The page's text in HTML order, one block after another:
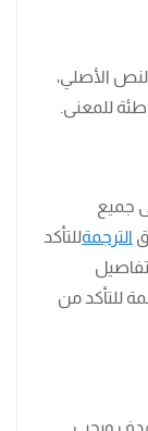
الأصلي،
للمعنى.
جميع
الترجمةللتأكد
للتأكد من
ويجب